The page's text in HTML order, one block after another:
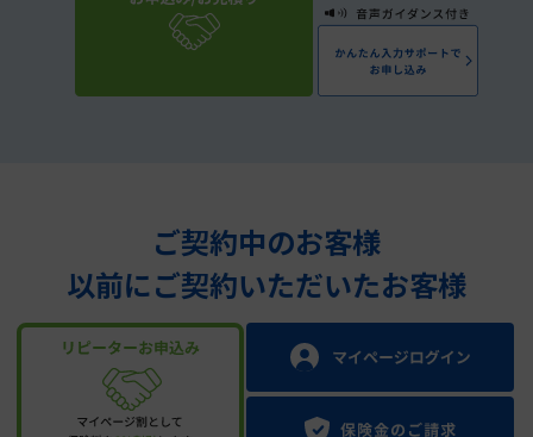
ご契約中のお客様
以前にご契約いただいたお客様